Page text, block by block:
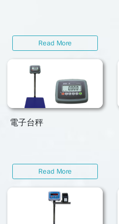
Read More
電子台秤
Read More